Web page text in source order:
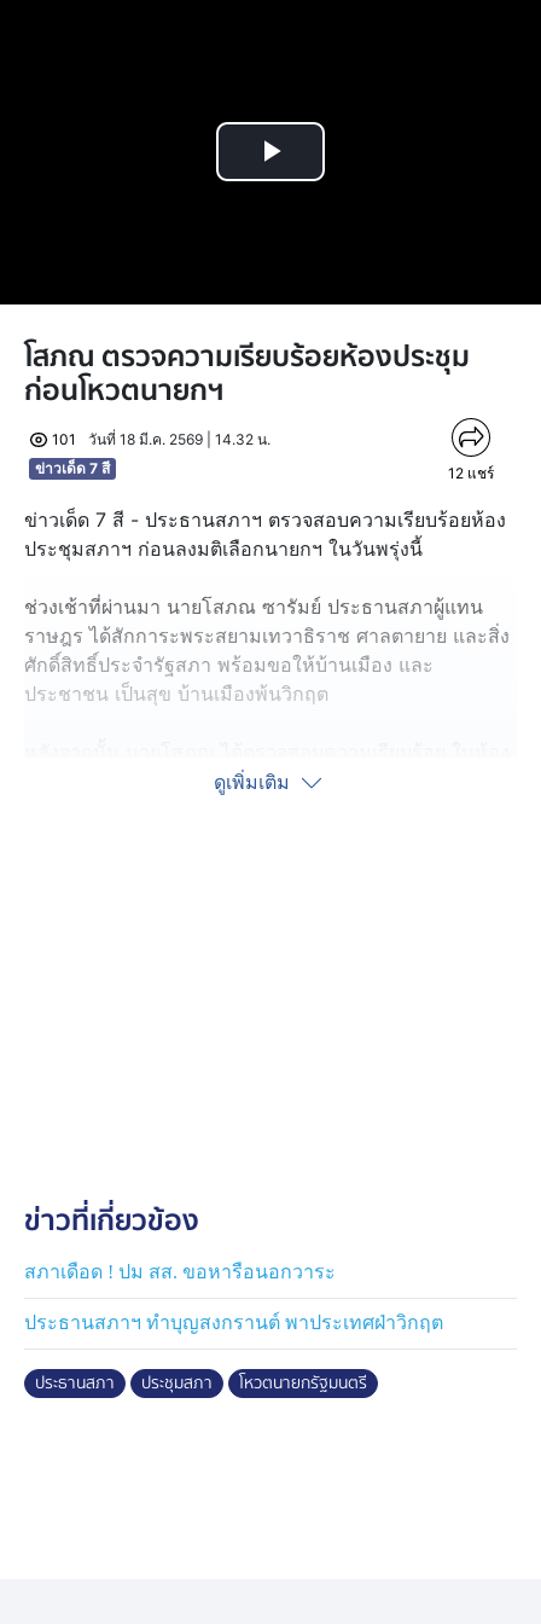
Play
โสภณ ตรวจความเรียบร้อยห้องประชุม
ก่อนโหวตนายกฯ
101
วันที่ 18 มี.ค. 2569 | 14.32 น.
ข่าวเด็ด 7 สี
12 แชร์
ข่าวเด็ด 7 สี - ประธานสภาฯ ตรวจสอบความเรียบร้อยห้อง
ประชุมสภาฯ ก่อนลงมติเลือกนายกฯ ในวันพรุ่งนี้
ช่วงเช้าที่ผ่านมา นายโสภณ ซารัมย์ ประธานสภาผู้แทน
ราษฎร ได้สักการะพระสยามเทวาธิราช ศาลตายาย และสิ่ง
ศักดิ์สิทธิ์ประจำรัฐสภา พร้อมขอให้บ้านเมือง และ
ประชาชน เป็นสุข บ้านเมืองพ้นวิกฤต
ประชุมสุริยัน ที่จะใช้สำหรับลงมติเลือกนายกรัฐมนตรีในวัน
ดูเพิ่มเติม
ข่าวที่เกี่ยวข้อง
สภาเดือด ! ปม สส. ขอหารือนอกวาระ
ประธานสภาฯ ทำบุญสงกรานต์ พาประเทศฝ่าวิกฤต
ประธานสภา ประชุมสภา โหวตนายกรัฐมนตรี